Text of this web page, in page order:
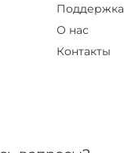
Поддержка
О нас
Контакты